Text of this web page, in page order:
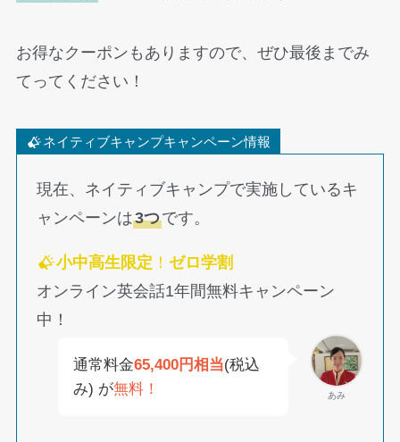
お得なクーポンもありますので、ぜひ最後までみ
てってください！
ネイティブキャンプキャンペーン情報
現在、ネイティブキャンプで実施しているキ
ャンペーンは3つです。
小中高生限定 ！ ゼロ学割
オンライン英会話1年間無料キャンペーン
中！
あみ
通常料金65,400円相当(税込
み) が無料！